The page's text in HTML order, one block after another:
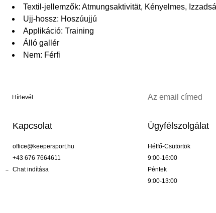
Textil-jellemzők: Atmungsaktivität, Kényelmes,
Ujj-hossz: Hoszúujjú
Applikáció: Training
Álló gallér
Nem: Férfi
Hírlevél
Kapcsolat
office@keepersport.hu
+43 676 7664611
Chat indítása
Ügyfélszolgálat
Hétfő-Csütörtök
9:00-16:00
Péntek
9:00-13:00